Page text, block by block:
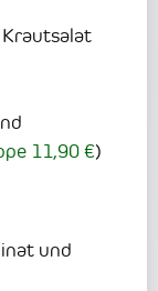
11,90 €)
und